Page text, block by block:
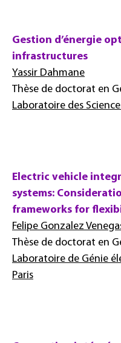
Gestion d’énergie
infrastructures
Yassir Dahmane
Thèse de doctorat en
Laboratoire des
Electric vehicle
systems:
frameworks for
Felipe Gonzalez
Thèse de doctorat en
Laboratoire de Génie
Paris